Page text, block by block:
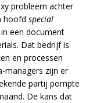
probleem achter
hoofd special
een document
Dat bedrijf is
en processen
managers zijn er
partij pompte
De kans dat